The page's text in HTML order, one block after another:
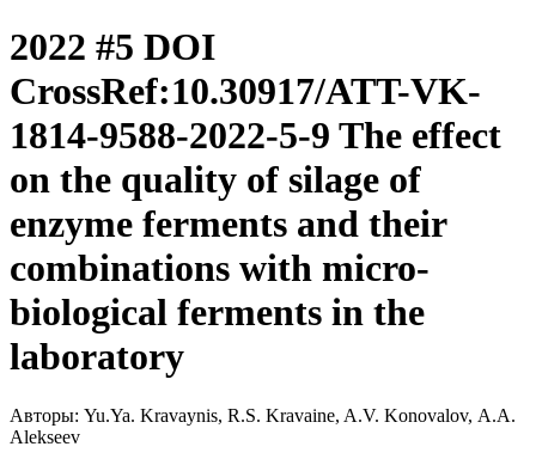
2022 #5 DOI
CrossRef:10.30917/ATT-VK-
1814-9588-2022-5-9 The effect
on the quality of silage of
enzyme ferments and their
combinations with micro-
biological ferments in the
laboratory
Авторы: Yu.Ya. Kravaynis, R.S. Kravaine, A.V. Konovalov, А.А.
Аlekseev